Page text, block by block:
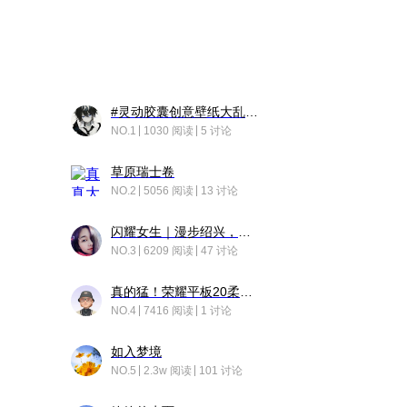
NO.1 1030 阅读 5 讨论
草原瑞士卷
NO.2 5056 阅读 13 讨论
NO.3 6209 阅读 47 讨论
NO.4 7416 阅读 1 讨论
如入梦境
NO.5 2.3w 阅读 101 讨论